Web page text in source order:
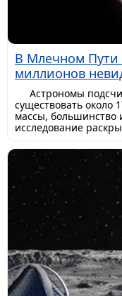
В Млечном Пути
миллионов
Астрономы
существовать около
массы, большинство
исследование